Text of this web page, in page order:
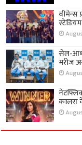
वीमेन्स
सेल-
मरीज
कालरा